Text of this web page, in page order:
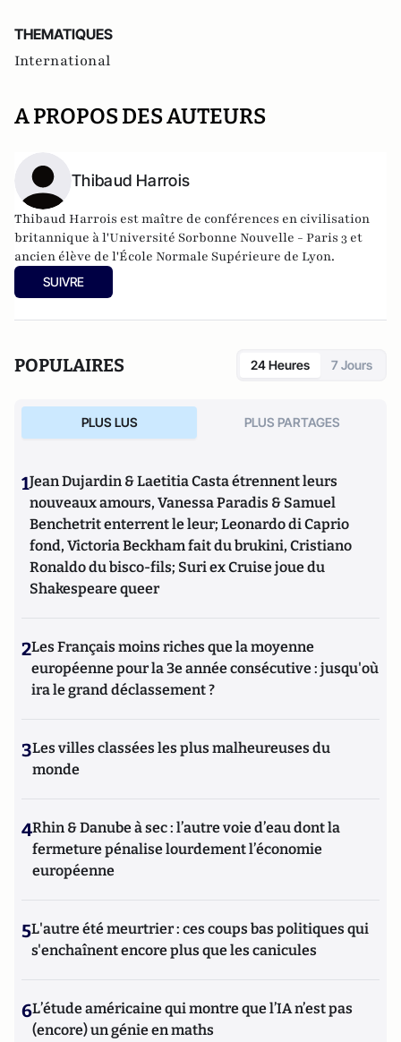
THEMATIQUES
International
A PROPOS DES AUTEURS
Thibaud Harrois
Thibaud Harrois est maître de conférences en civilisation
britannique à l'Université Sorbonne Nouvelle - Paris 3 et
ancien élève de l'École Normale Supérieure de Lyon.
SUIVRE
POPULAIRES 24 Heures 7 Jours
PLUS LUS PLUS PARTAGES
1Jean Dujardin & Laetitia Casta étrennent leurs
nouveaux amours, Vanessa Paradis & Samuel
Benchetrit enterrent le leur; Leonardo di Caprio
fond, Victoria Beckham fait du brukini, Cristiano
Ronaldo du bisco-fils; Suri ex Cruise joue du
Shakespeare queer
2Les Français moins riches que la moyenne
européenne pour la 3e année consécutive : jusqu'où
ira le grand déclassement ?
3Les villes classées les plus malheureuses du
monde
4Rhin & Danube à sec : l’autre voie d’eau dont la
fermeture pénalise lourdement l’économie
européenne
5L'autre été meurtrier : ces coups bas politiques qui
s'enchaînent encore plus que les canicules
6L’étude américaine qui montre que l’IA n’est pas
(encore) un génie en maths